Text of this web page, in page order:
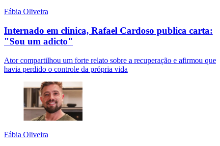
Fábia Oliveira
Internado em clínica, Rafael Cardoso publica carta:
"Sou um adicto"
Ator compartilhou um forte relato sobre a recuperação e afirmou que
havia perdido o controle da própria vida
Fábia Oliveira